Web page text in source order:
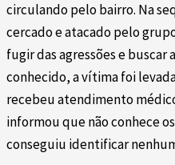
circulando pelo bairro. Na
cercado e atacado pelo
fugir das agressões e buscar
conhecido, a vítima foi
recebeu atendimento
informou que não conhece
conseguiu identificar